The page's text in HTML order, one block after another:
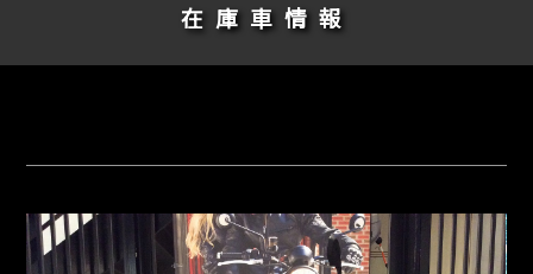
在庫車情報